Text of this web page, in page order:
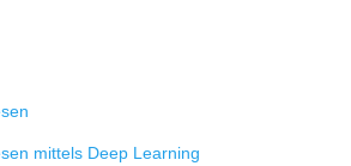
mittels Deep Learning